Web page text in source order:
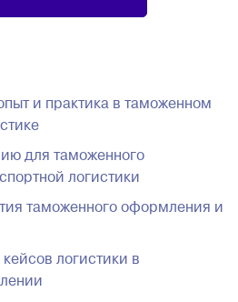
и практика в таможенном
для таможенного
логистики
таможенного оформления и
логистики в